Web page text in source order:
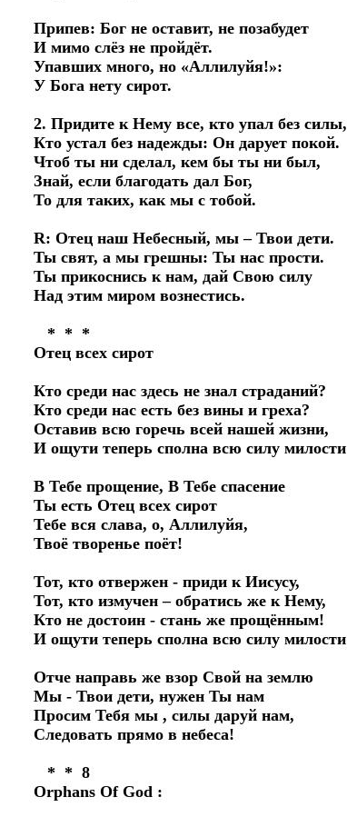
Припев: Бог не оставит, не позабудет
И мимо слёз не пройдёт.
Упавших много, но «Аллилуйя!»:
У Бога нету сирот.
2. Придите к Нему все, кто упал без силы,
Кто устал без надежды: Он дарует покой.
Чтоб ты ни сделал, кем бы ты ни был,
Знай, если благодать дал Бог,
То для таких, как мы с тобой.
R: Отец наш Небесный, мы – Твои дети.
Ты свят, а мы грешны: Ты нас прости.
Ты прикоснись к нам, дай Свою силу
Над этим миром вознестись.
   *  *  *
Отец всех сирот
Кто среди нас здесь не знал страданий?
Кто среди нас есть без вины и греха?
Оставив всю горечь всей нашей жизни,
И ощути теперь сполна всю силу
В Тебе прощение, В Тебе спасение
Ты есть Отец всех сирот
Тебе вся слава, о, Аллилуйя,
Твоё творенье поёт!
Тот, кто отвержен - приди к Иисусу,
Тот, кто измучен – обратись же к Нему,
Кто не достоин - стань же прощённым!
И ощути теперь сполна всю силу
Отче направь же взор Свой на землю
Мы - Твои дети, нужен Ты нам
Просим Тебя мы , силы даруй нам,
Следовать прямо в небеса!
   *  *  8
Orphans Of God :